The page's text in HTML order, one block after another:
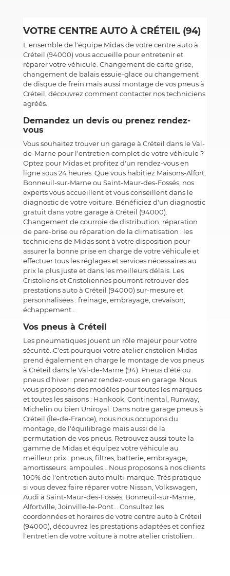
VOTRE CENTRE AUTO À CRÉTEIL (94)
L'ensemble de l'équipe Midas de votre centre auto à
Créteil (94000) vous accueille pour entretenir et
réparer votre véhicule. Changement de carte grise,
changement de balais essuie-glace ou changement
de disque de frein mais aussi montage de vos pneus à
Créteil, découvrez comment contacter nos techniciens
agréés.
Demandez un devis ou prenez rendez-
vous
Vous souhaitez trouver un garage à Créteil dans le Val-
de-Marne pour l'entretien complet de votre véhicule ?
Optez pour Midas et profitez d'un rendez-vous en
ligne sous 24 heures. Que vous habitiez Maisons-Alfort,
Bonneuil-sur-Marne ou Saint-Maur-des-Fossés, nos
experts vous accueillent et vous conseillent dans le
diagnostic de votre voiture. Bénéficiez d'un diagnostic
gratuit dans votre garage à Créteil (94000).
Changement de courroie de distribution, réparation
de pare-brise ou réparation de la climatisation : les
techniciens de Midas sont à votre disposition pour
assurer la bonne prise en charge de votre véhicule et
effectuer tous les réglages et services nécessaires au
prix le plus juste et dans les meilleurs délais. Les
Cristoliens et Cristoliennes pourront retrouver des
prestations auto à Créteil (94000) sur-mesure et
personnalisées : freinage, embrayage, crevaison,
échappement…
Vos pneus à Créteil
Les pneumatiques jouent un rôle majeur pour votre
sécurité. C'est pourquoi votre atelier cristolien Midas
prend également en charge le montage de vos pneus
à Créteil dans le Val-de-Marne (94). Pneus d'été ou
pneus d'hiver : prenez rendez-vous en garage. Nous
vous proposons des modèles pour toutes les marques
et toutes les saisons : Hankook, Continental, Runway,
Michelin ou bien Uniroyal. Dans notre garage pneus à
Créteil (Île-de-France), nous nous occupons du
montage, de l'équilibrage mais aussi de la
permutation de vos pneus. Retrouvez aussi toute la
gamme de Midas et équipez votre véhicule au
meilleur prix : pneus, filtres, batterie, embrayage,
amortisseurs, ampoules… Nous proposons à nos clients
100% de l'entretien auto multi-marque. Très pratique
si vous devez faire réparer votre Nissan, Volkswagen,
Audi à Saint-Maur-des-Fossés, Bonneuil-sur-Marne,
Alfortville, Joinville-le-Pont... Consultez les
coordonnées et horaires de votre centre auto à Créteil
(94000), découvrez les prestations adaptées et confiez
l'entretien de votre voiture à notre atelier cristolien.